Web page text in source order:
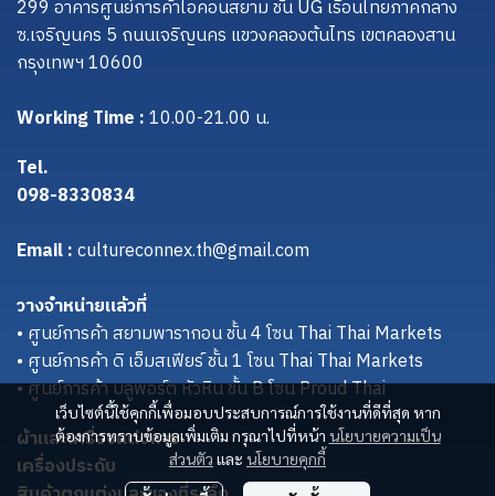
เว็บไซต์นี้ใช้คุกกี้เพื่อมอบประสบการณ์การใช้งานที่ดีที่สุด หาก
ต้องการทราบข้อมูลเพิ่มเติม กรุณาไปที่หน้า นโยบายความเป็น
ส่วนตัว และ นโยบายคุกกี้
299 อาคารศูนย์การค้าไอคอนสยาม ชั้น UG เรือนไทยภาคกลาง
ซ.เจริญนคร 5 ถนนเจริญนคร แขวงคลองต้นไทร เขตคลองสาน
กรุงเทพฯ 10600
Working Time :10.00-21.00 น.
Tel.
098-8330834
Email :cultureconnex.th@gmail.com
วางจำหน่ายแล้วที่
• ศูนย์การค้า สยามพารากอน ชั้น 4 โซน Thai Thai Markets
• ศูนย์การค้า ดิ เอ็มสเฟียร์ ชั้น 1 โซน Thai Thai Markets
• ศูนย์การค้า บลูพอร์ต หัวหิน ชั้น B โซน Proud Thai
ผ้าและเครื่องแต่งกาย
เครื่องประดับ